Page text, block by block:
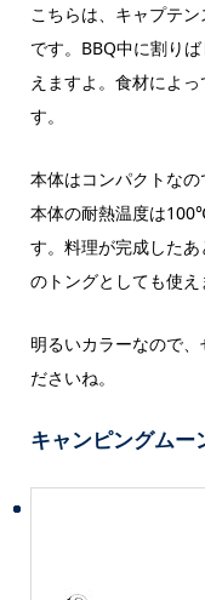
こちらは、キャプテ
です。BBQ中に割り
えますよ。食材によ
す。
本体はコンパクトなの
本体の耐熱温度は
す。料理が完成した
のトングとしても使え
明るいカラーなので
ださいね。
キャンピングム